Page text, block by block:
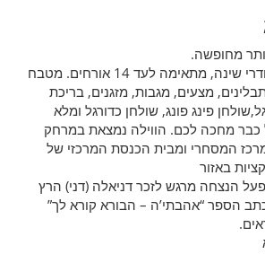
מחופשה.
וילה מרווחת עם 4.5 חדרי שינה, מתאימה לעד 14 אורחים. מטבח
מצעים, מגבות, מזגנים, בריכת
פינג פונג, שולחן כדורגל ומלא
כבר מחכה לכם. הווילה נמצאת במרחק
המסחרי ומבית הכנסת המרכזי של
באזור
הנצחה מרגש לזכר דניאלה (דני) הרץ
הספר “אהבתי’ה – הבורא קורא לך”